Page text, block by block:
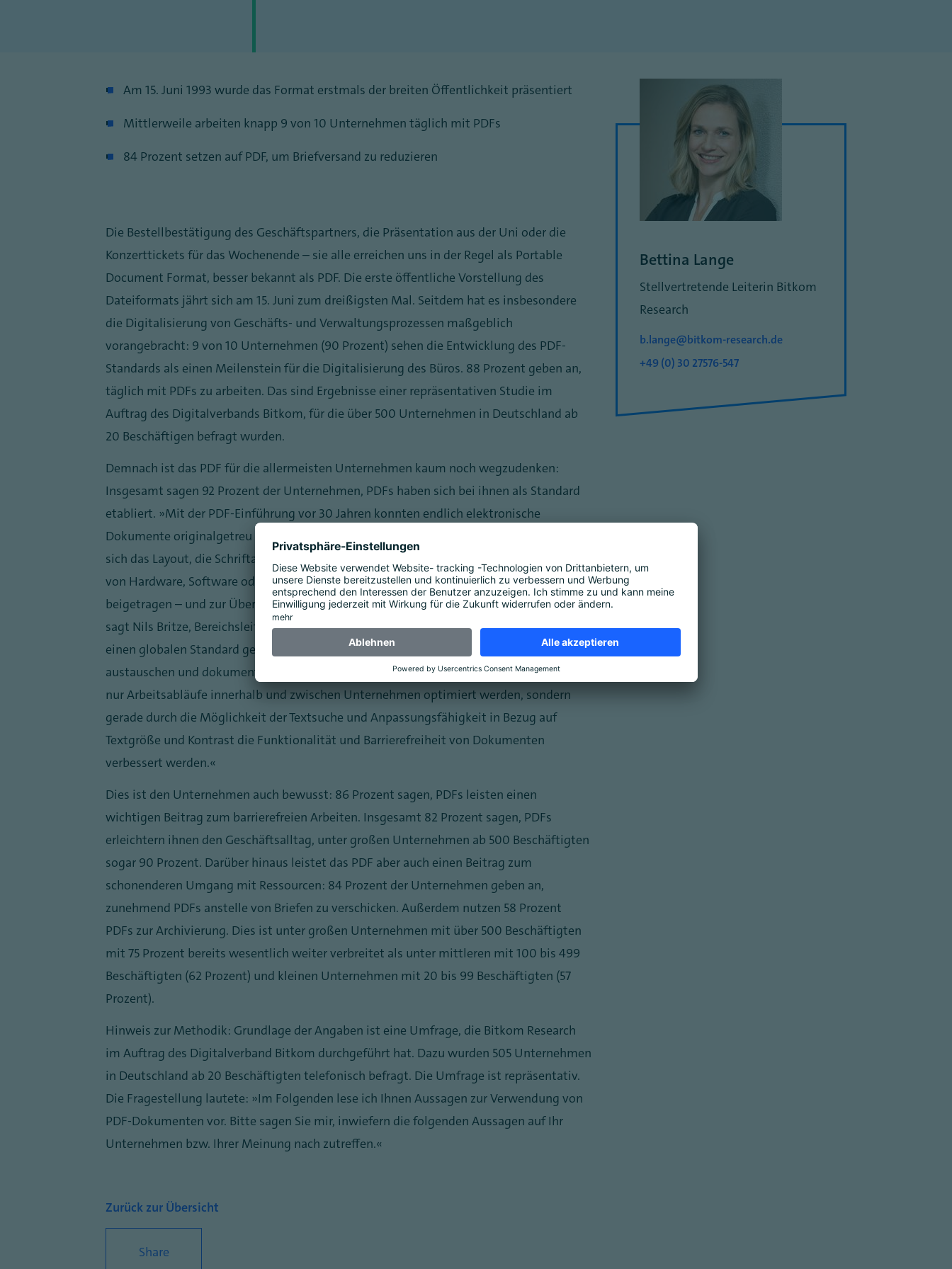
Am 15. Juni 1993 wurde das Format erstmals der breiten Öffentlichkeit präsentiert
Mittlerweile arbeiten knapp 9 von 10 Unternehmen täglich mit PDFs
84 Prozent setzen auf PDF, um Briefversand zu reduzieren
Die Bestellbestätigung des Geschäftspartners, die Präsentation aus der Uni oder die
Konzerttickets für das Wochenende – sie alle erreichen uns in der Regel als Portable
Document Format, besser bekannt als PDF. Die erste öffentliche Vorstellung des
Dateiformats jährt sich am 15. Juni zum dreißigsten Mal. Seitdem hat es insbesondere
die Digitalisierung von Geschäfts- und Verwaltungsprozessen maßgeblich
vorangebracht: 9 von 10 Unternehmen (90 Prozent) sehen die Entwicklung des PDF-
Standards als einen Meilenstein für die Digitalisierung des Büros. 88 Prozent geben an,
täglich mit PDFs zu arbeiten. Das sind Ergebnisse einer repräsentativen Studie im
Auftrag des Digitalverbands Bitkom, für die über 500 Unternehmen in Deutschland ab
20 Beschäftigen befragt wurden.
Demnach ist das PDF für die allermeisten Unternehmen kaum noch wegzudenken:
Insgesamt sagen 92 Prozent der Unternehmen, PDFs haben sich bei ihnen als Standard
etabliert. „Mit der PDF-Einführung vor 30 Jahren konnten endlich elektronische
Dokumente originalgetreu und plattformübergreifend ausgetauscht werden, ohne dass
sich das Layout, die Schriftarten oder die Formatierung änderten. Diese Unabhängigkeit
von Hardware, Software oder Betriebssystem hat maßgeblich zum Siegeszug des PDFs
beigetragen – und zur Übermittlung digitaler Dokumente in allen Lebensbereichen“,
sagt Nils Britze, Bereichsleiter Digitale Geschäftsprozesse beim Bitkom. „Das PDF hat
einen globalen Standard gesetzt und damit die Art und Weise, wie wir Informationen
austauschen und dokumentieren, in fast allen Branchen revolutioniert. So konnten nicht
nur Arbeitsabläufe innerhalb und zwischen Unternehmen optimiert werden, sondern
gerade durch die Möglichkeit der Textsuche und Anpassungsfähigkeit in Bezug auf
Textgröße und Kontrast die Funktionalität und Barrierefreiheit von Dokumenten
verbessert werden.“
Dies ist den Unternehmen auch bewusst: 86 Prozent sagen, PDFs leisten einen
wichtigen Beitrag zum barrierefreien Arbeiten. Insgesamt 82 Prozent sagen, PDFs
erleichtern ihnen den Geschäftsalltag, unter großen Unternehmen ab 500 Beschäftigten
sogar 90 Prozent. Darüber hinaus leistet das PDF aber auch einen Beitrag zum
schonenderen Umgang mit Ressourcen: 84 Prozent der Unternehmen geben an,
zunehmend PDFs anstelle von Briefen zu verschicken. Außerdem nutzen 58 Prozent
PDFs zur Archivierung. Dies ist unter großen Unternehmen mit über 500 Beschäftigten
mit 75 Prozent bereits wesentlich weiter verbreitet als unter mittleren mit 100 bis 499
Beschäftigten (62 Prozent) und kleinen Unternehmen mit 20 bis 99 Beschäftigten (57
Prozent).
Hinweis zur Methodik: Grundlage der Angaben ist eine Umfrage, die Bitkom Research
im Auftrag des Digitalverband Bitkom durchgeführt hat. Dazu wurden 505 Unternehmen
in Deutschland ab 20 Beschäftigten telefonisch befragt. Die Umfrage ist repräsentativ.
Die Fragestellung lautete: „Im Folgenden lese ich Ihnen Aussagen zur Verwendung von
PDF-Dokumenten vor. Bitte sagen Sie mir, inwiefern die folgenden Aussagen auf Ihr
Unternehmen bzw. Ihrer Meinung nach zutreffen.“
Zurück zur Übersicht
Bettina Lange
Stellvertretende Leiterin Bitkom
Research
b.lange@bitkom-research.de
+49 (0) 30 27576-547
Share